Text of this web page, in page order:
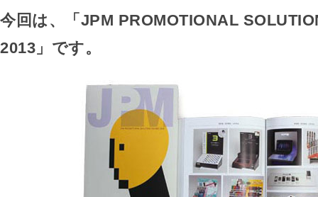
今回は、「JPM PROMOTIONAL
2013」です。